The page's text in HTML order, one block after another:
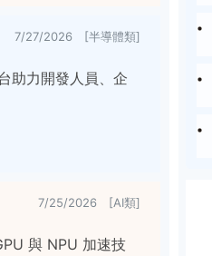
7/27/2026 [半導體類]
助力開發人員、企
7/25/2026 [AI類]
與 NPU 加速技